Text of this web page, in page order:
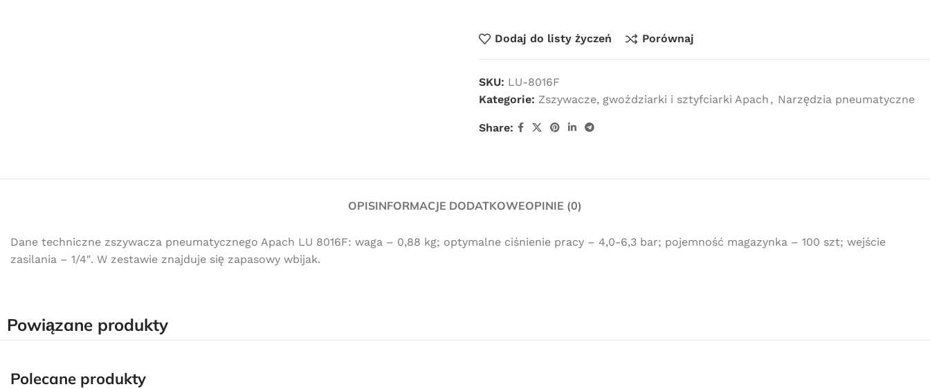
Dodaj do listy życzeń Porównaj
SKU: LU-8016F
Kategorie: Zszywacze, gwoździarki i sztyfciarki Apach , Narzędzia pneumatyczne
Share:
OPISINFORMACJE DODATKOWEOPINIE (0)
Dane techniczne zszywacza pneumatycznego Apach LU 8016F: waga – 0,88 kg; optymalne ciśnienie pracy – 4,0-6,3 bar; pojemność magazynka – 100 szt; wejście
zasilania – 1/4″. W zestawie znajduje się zapasowy wbijak.
Powiązane produkty
Polecane produkty